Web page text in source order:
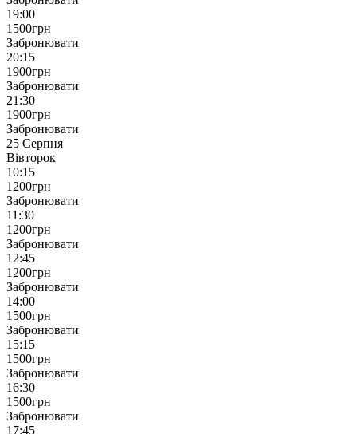
19:00
1500грн
Забронювати
20:15
1900грн
Забронювати
21:30
1900грн
Забронювати
25 Серпня
Вівторок
10:15
1200грн
Забронювати
11:30
1200грн
Забронювати
12:45
1200грн
Забронювати
14:00
1500грн
Забронювати
15:15
1500грн
Забронювати
16:30
1500грн
Забронювати
17:45